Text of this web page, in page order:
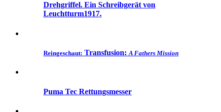
Drehgriffel. Ein Schreibgerät von
Leuchtturm1917.
Reingeschaut: Transfusion: A Fathers Mission
Puma Tec Rettungsmesser